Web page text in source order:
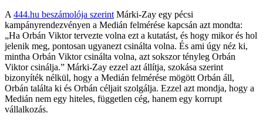
A 444.hu beszámolója szerint Márki-Zay egy pécsi
kampányrendezvényen a Medián felmérése kapcsán azt mondta:
„Ha Orbán Viktor tervezte volna ezt a kutatást, és hogy mikor és hol
jelenik meg, pontosan ugyanezt csinálta volna. És ami úgy néz ki,
mintha Orbán Viktor csinálta volna, azt sokszor tényleg Orbán
Viktor csinálja.” Márki-Zay ezzel azt állítja, szokása szerint
bizonyíték nélkül, hogy a Medián felmérése mögött Orbán áll,
Orbán találta ki és Orbán céljait szolgálja. Ezzel azt mondja, hogy a
Medián nem egy hiteles, független cég, hanem egy korrupt
vállalkozás.